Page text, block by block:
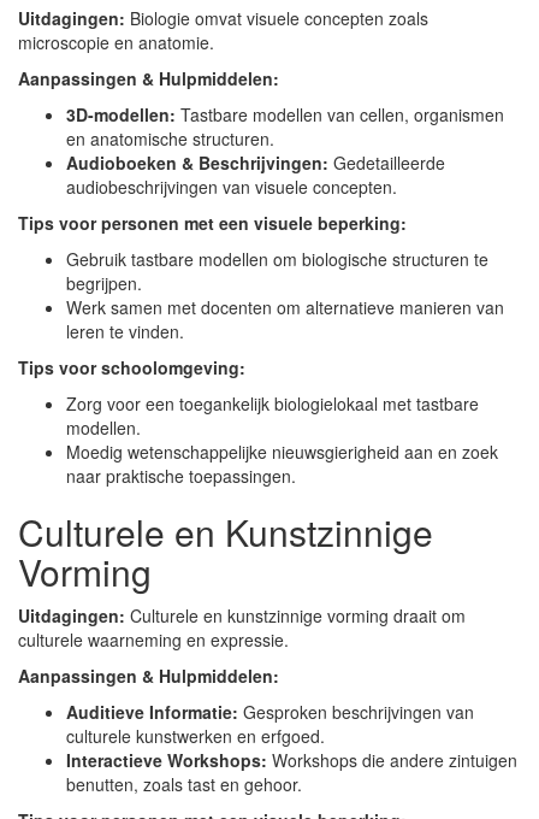
Uitdagingen: Biologie omvat visuele concepten zoals
microscopie en anatomie.
Aanpassingen & Hulpmiddelen:
3D-modellen: Tastbare modellen van cellen, organismen
en anatomische structuren.
Audioboeken & Beschrijvingen: Gedetailleerde
audiobeschrijvingen van visuele concepten.
Tips voor personen met een visuele beperking:
Gebruik tastbare modellen om biologische structuren te
begrijpen.
Werk samen met docenten om alternatieve manieren van
leren te vinden.
Tips voor schoolomgeving:
Zorg voor een toegankelijk biologielokaal met tastbare
modellen.
Moedig wetenschappelijke nieuwsgierigheid aan en zoek
naar praktische toepassingen.
Culturele en Kunstzinnige
Vorming
Uitdagingen: Culturele en kunstzinnige vorming draait om
culturele waarneming en expressie.
Aanpassingen & Hulpmiddelen:
Auditieve Informatie: Gesproken beschrijvingen van
culturele kunstwerken en erfgoed.
Interactieve Workshops: Workshops die andere zintuigen
benutten, zoals tast en gehoor.